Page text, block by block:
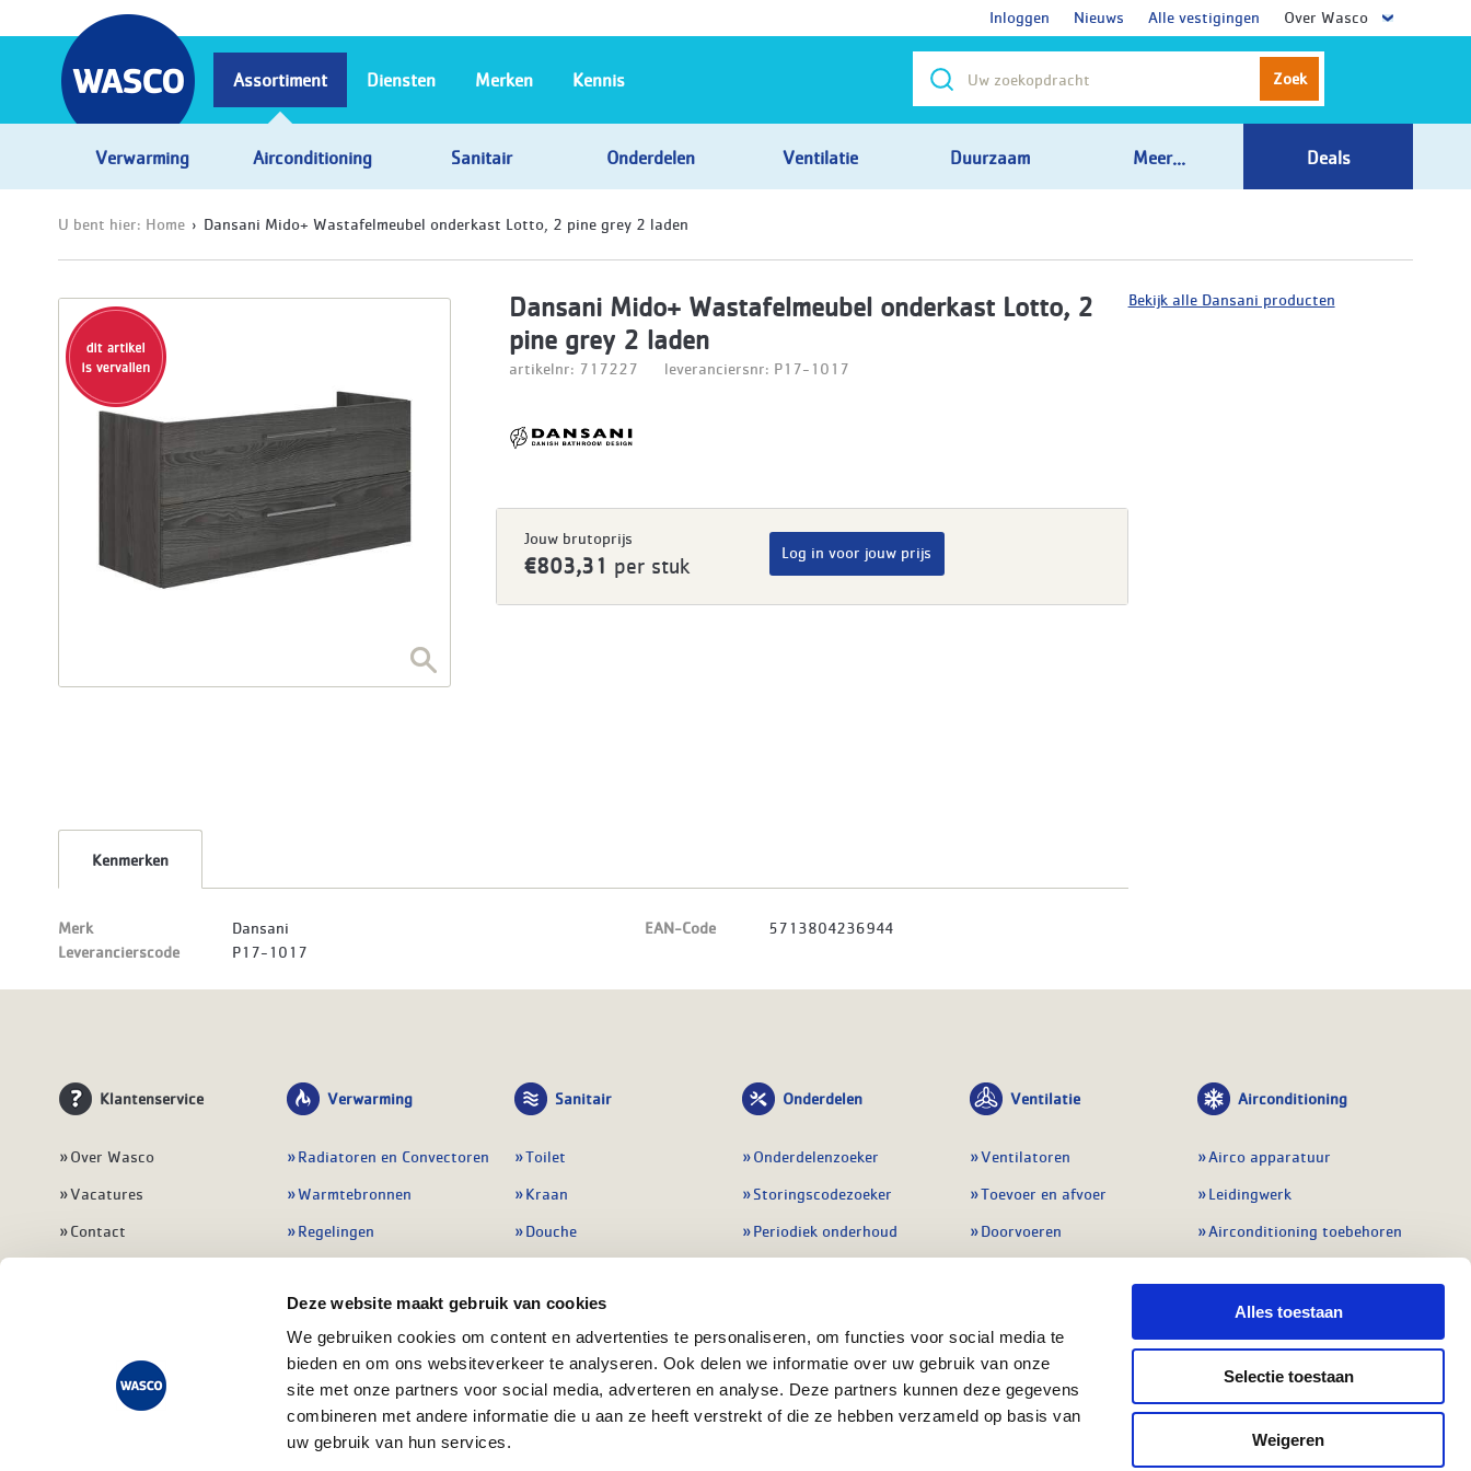
Deze website maakt gebruik van cookies
We gebruiken cookies om content en advertenties te personaliseren, om functies voor social media te
bieden en om ons websiteverkeer te analyseren. Ook delen we informatie over uw gebruik van onze
site met onze partners voor social media, adverteren en analyse. Deze partners kunnen deze gegevens
combineren met andere informatie die u aan ze heeft verstrekt of die ze hebben verzameld op basis van
uw gebruik van hun services.
Alles toestaan
Selectie toestaan
Weigeren
Inloggen Nieuws Alle vestigingen Over Wasco
Zoek
Assortiment
Verwarming Airconditioning Sanitair Onderdelen Ventilatie Duurzaam Meer... Deals
Diensten Merken Kennis
U bent hier: Home Dansani Mido+ Wastafelmeubel onderkast Lotto, 2 pine grey 2 laden
Dansani Mido+ Wastafelmeubel onderkast Lotto, 2
pine grey 2 laden
artikelnr: 717227 leveranciersnr: P17-1017
Jouw brutoprijs
€803,31 per stuk
Log in voor jouw prijs
Kenmerken
Merk
Dansani
Leverancierscode
P17-1017
EAN-Code 5713804236944
Bekijk alle Dansani producten
Klantenservice
Over Wasco
Vacatures
Contact
Veelgestelde vragen
Verwarming
Radiatoren en Convectoren
Warmtebronnen
Regelingen
Leidingwerk
Warmwatertoestellen
Alle verwarming
Sanitair
Toilet
Kraan
Douche
Badmeubel
Afvoeren
Alle sanitair
Onderdelen
Onderdelenzoeker
Storingscodezoeker
Periodiek onderhoud
Preventie & detectie
Alle onderdelen
Ventilatie
Ventilatoren
Toevoer en afvoer
Doorvoeren
Regelingen
Airconditioning
Airco apparatuur
Leidingwerk
Airconditioning toebehoren
Regelapparatuur
Alle koeling